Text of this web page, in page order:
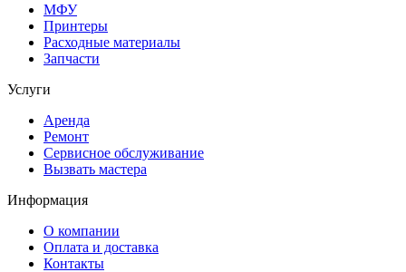
МФУ
Принтеры
Расходные материалы
Запчасти
Услуги
Аренда
Ремонт
Сервисное обслуживание
Вызвать мастера
Информация
О компании
Оплата и доставка
Контакты